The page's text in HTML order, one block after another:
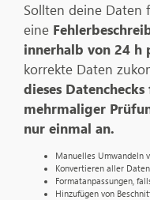
Sollten deine Daten
eine
innerhalb von 24 h
korrekte Daten
dieses
mehrmaliger
nur einmal an.
Manuelles Umwandeln
Konvertieren aller
Formatanpassungen,
Hinzufügen von